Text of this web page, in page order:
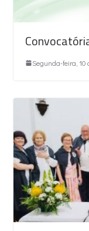
Segunda-feira, 10